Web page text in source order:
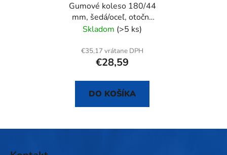
Gumové koleso 180/44
mm, šedá/oceľ, otočná
vidlica s doskou+brzda
Skladom (>5 ks)
€35,17 vrátane DPH
€28,59
DO KOŠÍKA